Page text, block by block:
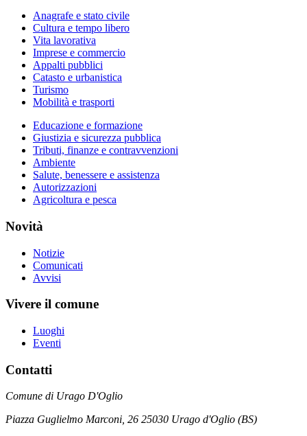
Anagrafe e stato civile
Cultura e tempo libero
Vita lavorativa
Imprese e commercio
Appalti pubblici
Catasto e urbanistica
Turismo
Mobilità e trasporti
Educazione e formazione
Giustizia e sicurezza pubblica
Tributi, finanze e contravvenzioni
Ambiente
Salute, benessere e assistenza
Autorizzazioni
Agricoltura e pesca
Novità
Notizie
Comunicati
Avvisi
Vivere il comune
Luoghi
Eventi
Contatti
Comune di Urago D'Oglio
Piazza Guglielmo Marconi, 26 25030 Urago d'Oglio (BS)